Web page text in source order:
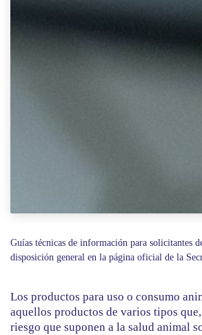
Guías técnicas de información para solicitantes
disposición general en la página oficial de la
Los productos para uso o consumo
aquellos productos de varios tipos
riesgo que suponen a la salud animal